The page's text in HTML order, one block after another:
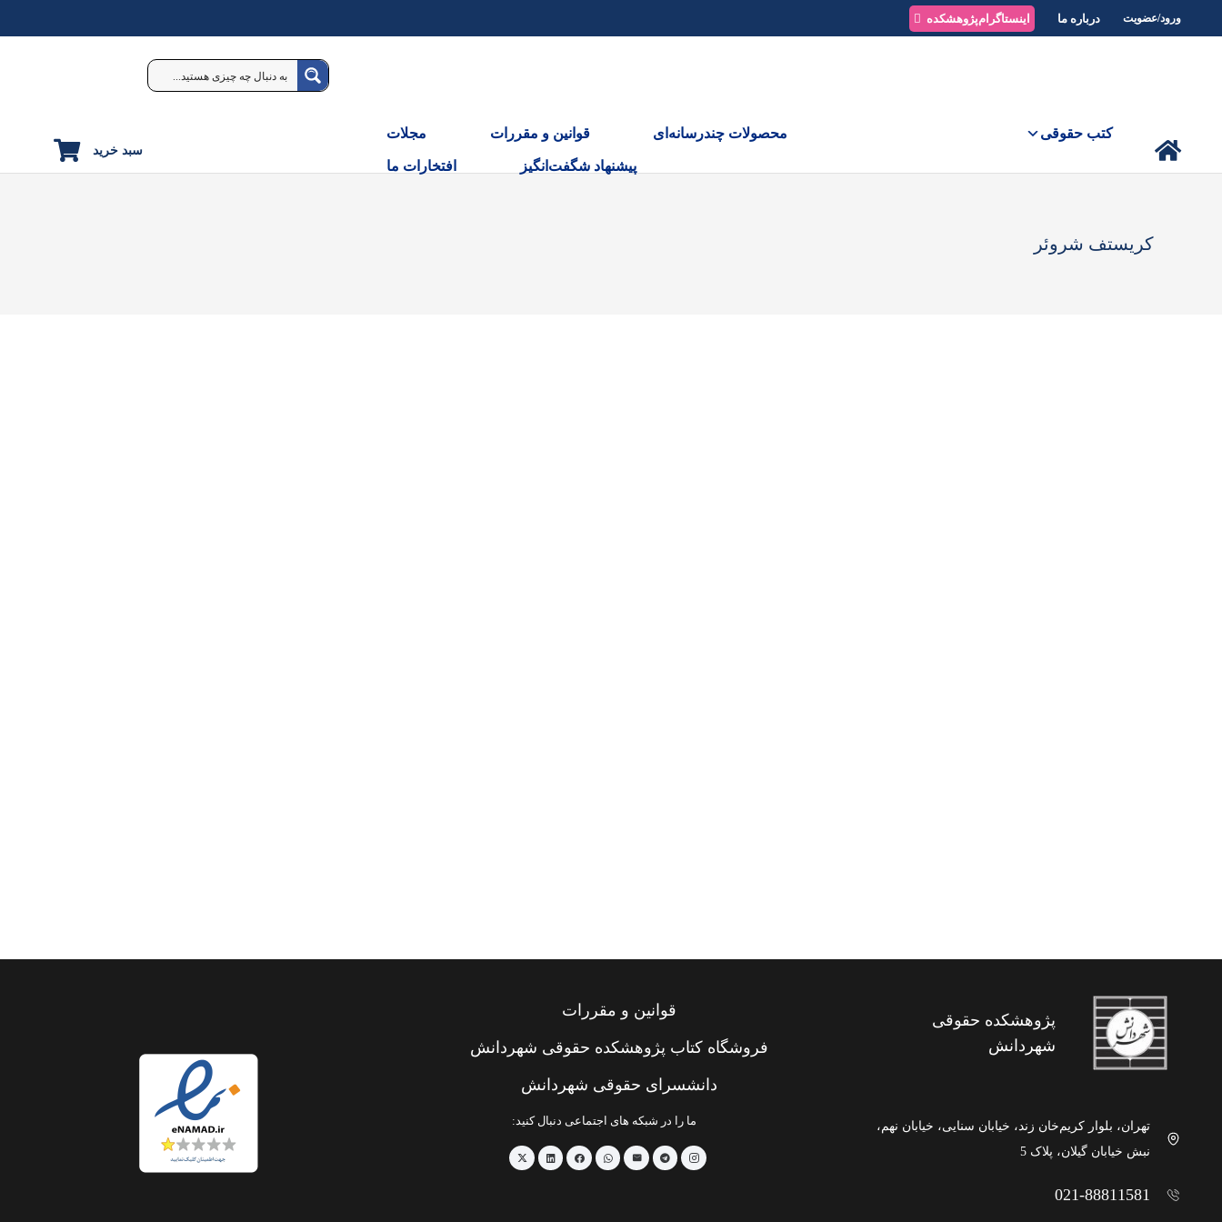
ورود/عضویت درباره ما اینستاگرام‌پژوهشکده
کتب حقوقی محصولات چندرسانه‌ای قوانین و مقررات مجلات
پیشنهاد شگفت‌انگیز افتخارات ما
سبد خرید
کریستف شروئر
پژوهشکده حقوقی
شهردانش
تهران، بلوار کریم‌خان زند، خیابان سنایی، خیابان نهم،
نبش خیابان گیلان، پلاک 5
021-88811581
قوانین و مقررات
فروشگاه کتاب پژوهشکده حقوقی شهردانش
دانشسرای حقوقی شهردانش
ما را در شبکه های اجتماعی دنبال کنید: